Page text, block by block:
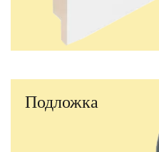
Подложка